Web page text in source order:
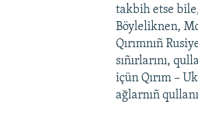
takbih etse bile,
Böyleliknen,
Qırımnıñ
sıñırlarını,
içün Qırım –
ağlarnıñ